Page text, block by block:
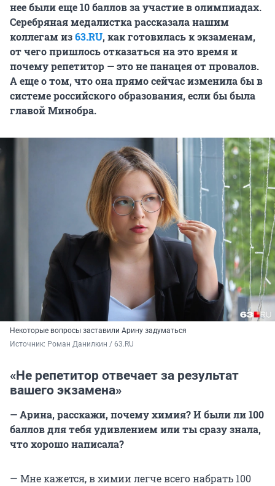
нее были еще 10 баллов за участие в олимпиадах.
Серебряная медалистка рассказала нашим
коллегам из63.RU, как готовилась к экзаменам,
от чего пришлось отказаться на это время и
почему репетитор — это не панацея от провалов.
А еще о том, что она прямо сейчас изменила бы в
системе российского образования, если бы была
главой Минобра.
Некоторые вопросы заставили Арину задуматься
Источник: Роман Данилкин / 63.RU
«Не репетитор отвечает за результат
вашего экзамена»
— Арина, расскажи, почему химия? И были ли 100
баллов для тебя удивлением или ты сразу знала,
что хорошо написала?
— Мне кажется, в химии легче всего набрать 100